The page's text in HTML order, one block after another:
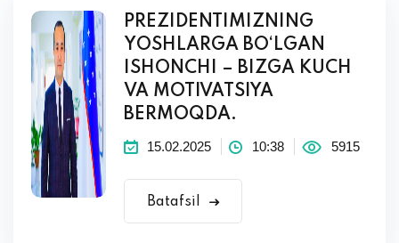
PREZIDENTIMIZNING
YOSHLARGA BO‘LGAN
ISHONCHI – BIZGA KUCH
VA MOTIVATSIYA
BERMOQDA.
15.02.2025 10:38 5915
Batafsil